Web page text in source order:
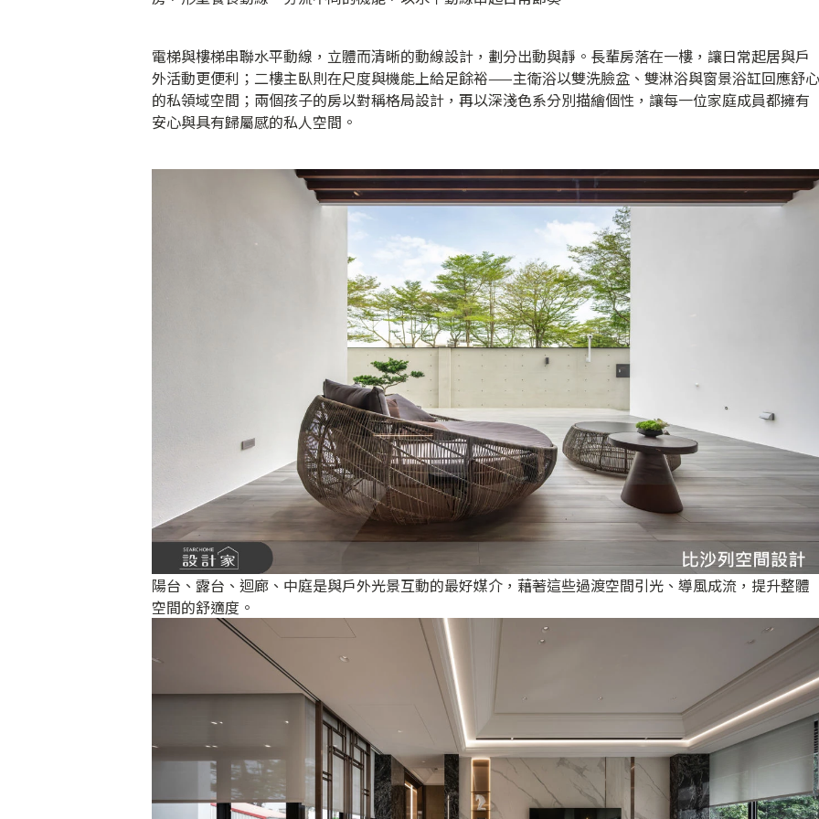
電梯與樓梯串聯水平動線，立體而清晰的動線設計，劃分出動與靜。長輩房落在一樓，讓日常起居與戶
外活動更便利；二樓主臥則在尺度與機能上給足餘裕——主衛浴以雙洗臉盆、雙淋浴與窗景浴缸回應舒心
的私領域空間；兩個孩子的房以對稱格局設計，再以深淺色系分別描繪個性，讓每一位家庭成員都擁有
安心與具有歸屬感的私人空間。
陽台、露台、迴廊、中庭是與戶外光景互動的最好媒介，藉著這些過渡空間引光、導風成流，提升整體
空間的舒適度。